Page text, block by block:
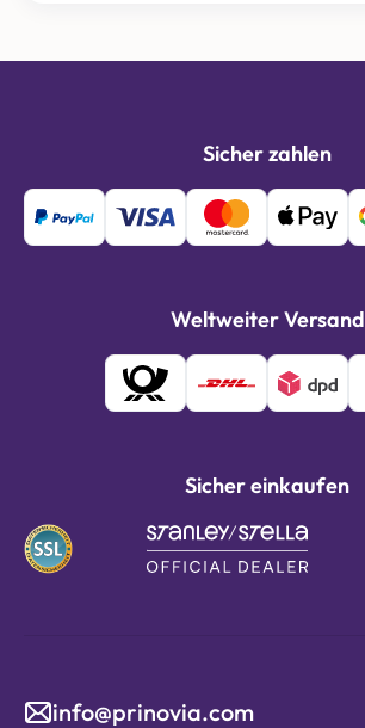
Sicher zahlen
Weltweiter Versand
Sicher einkaufen
info@prinovia.com